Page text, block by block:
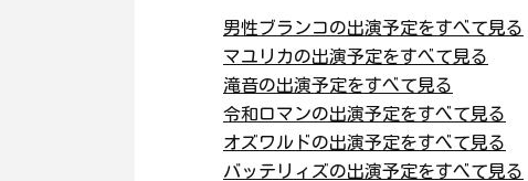
男性ブランコの出演予定をすべて見る
マユリカの出演予定をすべて見る
滝音の出演予定をすべて見る
令和ロマンの出演予定をすべて見る
オズワルドの出演予定をすべて見る
バッテリィズの出演予定をすべて見る